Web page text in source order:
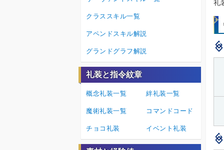
礼
クラススキル一覧
アペンドスキル解説
グランドグラフ解説
礼装と指令紋章
概念礼装一覧 絆礼装一覧
魔術礼装一覧 コマンドコード
チョコ礼装 イベント礼装